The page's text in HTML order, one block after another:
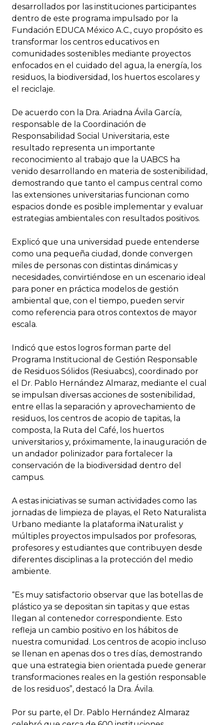
desarrollados por las instituciones participantes
dentro de este programa impulsado por la
Fundación EDUCA México A.C., cuyo propósito es
transformar los centros educativos en
comunidades sostenibles mediante proyectos
enfocados en el cuidado del agua, la energía, los
residuos, la biodiversidad, los huertos escolares y
el reciclaje.
De acuerdo con la Dra. Ariadna Ávila García,
responsable de la Coordinación de
Responsabilidad Social Universitaria, este
resultado representa un importante
reconocimiento al trabajo que la UABCS ha
venido desarrollando en materia de sostenibilidad,
demostrando que tanto el campus central como
las extensiones universitarias funcionan como
espacios donde es posible implementar y evaluar
estrategias ambientales con resultados positivos.
Explicó que una universidad puede entenderse
como una pequeña ciudad, donde convergen
miles de personas con distintas dinámicas y
necesidades, convirtiéndose en un escenario ideal
para poner en práctica modelos de gestión
ambiental que, con el tiempo, pueden servir
como referencia para otros contextos de mayor
escala.
Indicó que estos logros forman parte del
Programa Institucional de Gestión Responsable
de Residuos Sólidos (Resiuabcs), coordinado por
el Dr. Pablo Hernández Almaraz, mediante el cual
se impulsan diversas acciones de sostenibilidad,
entre ellas la separación y aprovechamiento de
residuos, los centros de acopio de tapitas, la
composta, la Ruta del Café, los huertos
universitarios y, próximamente, la inauguración de
un andador polinizador para fortalecer la
conservación de la biodiversidad dentro del
campus.
A estas iniciativas se suman actividades como las
jornadas de limpieza de playas, el Reto Naturalista
Urbano mediante la plataforma iNaturalist y
múltiples proyectos impulsados por profesoras,
profesores y estudiantes que contribuyen desde
diferentes disciplinas a la protección del medio
ambiente.
“Es muy satisfactorio observar que las botellas de
plástico ya se depositan sin tapitas y que estas
llegan al contenedor correspondiente. Esto
refleja un cambio positivo en los hábitos de
nuestra comunidad. Los centros de acopio incluso
se llenan en apenas dos o tres días, demostrando
que una estrategia bien orientada puede generar
transformaciones reales en la gestión responsable
de los residuos”, destacó la Dra. Ávila.
Por su parte, el Dr. Pablo Hernández Almaraz